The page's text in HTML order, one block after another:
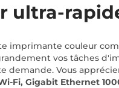
ultra-
imprimante couleur
vos tâches
demande. Vous
Fi, Gigabit Ethernet